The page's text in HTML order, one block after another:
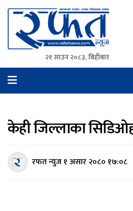
Rafat News
समाचारको रफ्तार, आवाज बिहिनहरुको
२१ साउन २०८३, बिहीबार
केही जिल्लाका
रफत न्युज१ असार २०८० १७:०८